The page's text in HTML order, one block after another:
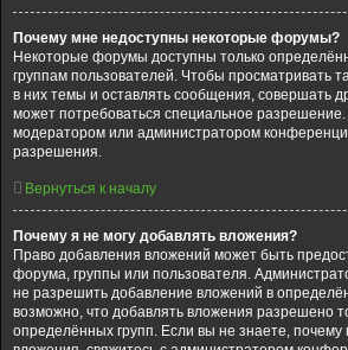
Почему мне недоступны некоторые форумы?
Некоторые форумы доступны только
группам пользователей. Чтобы просматривать
в них темы и оставлять сообщения, совершать
может потребоваться специальное
модератором или администратором
разрешения.
Вернуться к началу
Почему я не могу добавлять вложения?
Право добавления вложений может быть
форума, группы или пользователя.
не разрешить добавление вложений в
возможно, что добавлять вложения разрешено
определённых групп. Если вы не знаете,